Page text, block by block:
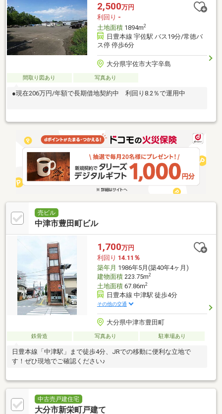
2,500万円
利回り -
土地面積1894m2
日豊本線 宇佐駅 バス19分/常徳バ
ス停 停歩6分
大分県宇佐市大字辛島
間取り図あり 写真あり
●現在206万円/年額で長期借地契約中 利回り8.2％で運用中
売ビル
中津市豊田町ビル
1,700万円
利回り 14.11％
築年月 1986年5月(築40年4ヶ月)
建物面積223.75m2
土地面積67.86m2
日豊本線 中津駅 徒歩4分
その他の交通
大分県中津市豊田町
鉄骨造 写真あり 駐車場あり
日豊本線「中津駅」まで徒歩4分、JRでの移動に便利な立地で
す！ぜひ現地でご確認ください♪
中古売戸建住宅
大分市新栄町戸建て